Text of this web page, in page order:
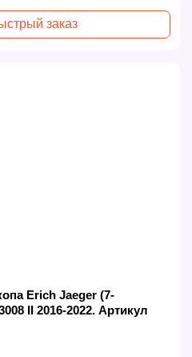
заказ
Erich Jaeger (7-
II 2016-2022. Артикул